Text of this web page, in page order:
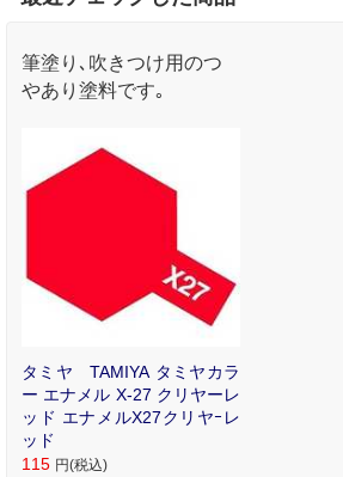
筆塗り､吹きつけ用のつ
やあり塗料です｡
タミヤ TAMIYA タミヤカラ
ー エナメル X-27 クリヤーレ
ッド エナメルX27クリヤｰレ
ッド
115 円(税込)